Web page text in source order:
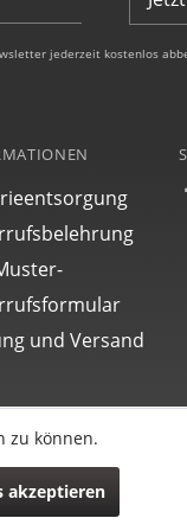
jederzeit kostenlos
und Versand
zu können.
akzeptieren